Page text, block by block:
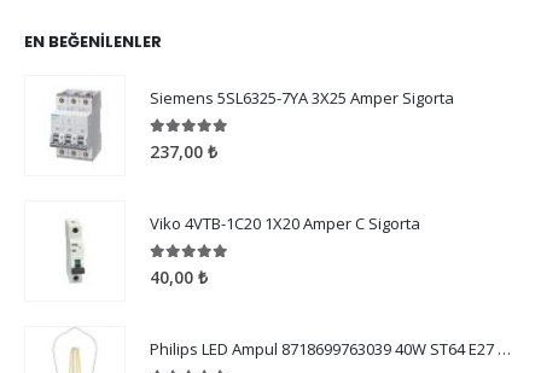
EN BEĞENILENLER
Siemens 5SL6325-7YA 3X25 Amper Sigorta
5.005 üzerinden
237,00 ₺
Viko 4VTB-1C20 1X20 Amper C Sigorta
5.005 üzerinden
40,00 ₺
Philips LED Ampul 8718699763039 40W ST64 E27 WW CL ND SRT4